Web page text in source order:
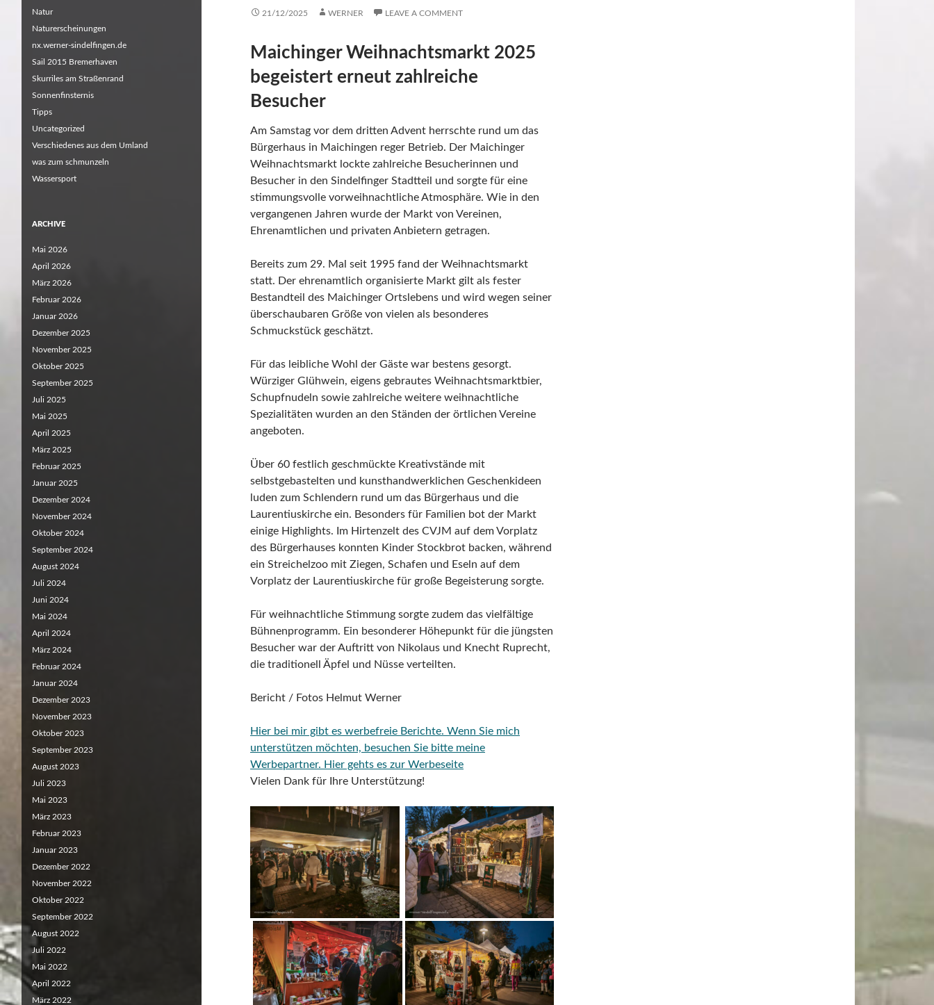
21/12/2025 WERNER LEAVE A COMMENT
Maichinger Weihnachtsmarkt 2025
begeistert erneut zahlreiche
Besucher
Am Samstag vor dem dritten Advent herrschte rund um das
Bürgerhaus in Maichingen reger Betrieb. Der Maichinger
Weihnachtsmarkt lockte zahlreiche Besucherinnen und
Besucher in den Sindelfinger Stadtteil und sorgte für eine
stimmungsvolle vorweihnachtliche Atmosphäre. Wie in den
vergangenen Jahren wurde der Markt von Vereinen,
Ehrenamtlichen und privaten Anbietern getragen.
Bereits zum 29. Mal seit 1995 fand der Weihnachtsmarkt
statt. Der ehrenamtlich organisierte Markt gilt als fester
Bestandteil des Maichinger Ortslebens und wird wegen seiner
überschaubaren Größe von vielen als besonderes
Schmuckstück geschätzt.
Für das leibliche Wohl der Gäste war bestens gesorgt.
Würziger Glühwein, eigens gebrautes Weihnachtsmarktbier,
Schupfnudeln sowie zahlreiche weitere weihnachtliche
Spezialitäten wurden an den Ständen der örtlichen Vereine
angeboten.
Über 60 festlich geschmückte Kreativstände mit
selbstgebastelten und kunsthandwerklichen Geschenkideen
luden zum Schlendern rund um das Bürgerhaus und die
Laurentiuskirche ein. Besonders für Familien bot der Markt
einige Highlights. Im Hirtenzelt des CVJM auf dem Vorplatz
des Bürgerhauses konnten Kinder Stockbrot backen, während
ein Streichelzoo mit Ziegen, Schafen und Eseln auf dem
Vorplatz der Laurentiuskirche für große Begeisterung sorgte.
Für weihnachtliche Stimmung sorgte zudem das vielfältige
Bühnenprogramm. Ein besonderer Höhepunkt für die jüngsten
Besucher war der Auftritt von Nikolaus und Knecht Ruprecht,
die traditionell Äpfel und Nüsse verteilten.
Bericht / Fotos Helmut Werner
Hier bei mir gibt es werbefreie Berichte. Wenn Sie mich
unterstützen möchten, besuchen Sie bitte meine
Werbepartner. Hier gehts es zur Werbeseite
Vielen Dank für Ihre Unterstützung!
Natur
Naturerscheinungen
nx.werner-sindelfingen.de
Sail 2015 Bremerhaven
Skurriles am Straßenrand
Sonnenfinsternis
Tipps
Uncategorized
Verschiedenes aus dem Umland
was zum schmunzeln
Wassersport
ARCHIVE
Mai 2026
April 2026
März 2026
Februar 2026
Januar 2026
Dezember 2025
November 2025
Oktober 2025
September 2025
Juli 2025
Mai 2025
April 2025
März 2025
Februar 2025
Januar 2025
Dezember 2024
November 2024
Oktober 2024
September 2024
August 2024
Juli 2024
Juni 2024
Mai 2024
April 2024
März 2024
Februar 2024
Januar 2024
Dezember 2023
November 2023
Oktober 2023
September 2023
August 2023
Juli 2023
Mai 2023
März 2023
Februar 2023
Januar 2023
Dezember 2022
November 2022
Oktober 2022
September 2022
August 2022
Juli 2022
Mai 2022
April 2022
März 2022